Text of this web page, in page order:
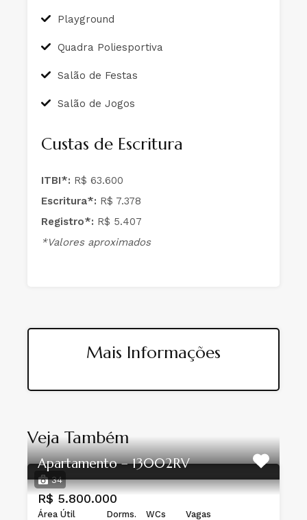
Playground
Quadra Poliesportiva
Salão de Festas
Salão de Jogos
Custas de Escritura
ITBI*: R$ 63.600
Escritura*: R$ 7.378
Registro*: R$ 5.407
*Valores aproximados
Mais Informações
Veja Também
34
Apartamento – 13002RV
R$ 5.800.000
Dorms. WCs
Área Útil Vagas